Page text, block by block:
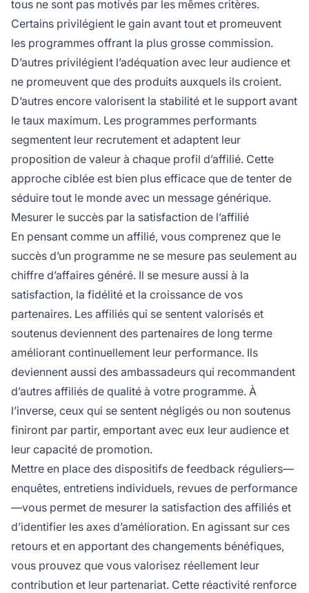
tous ne sont pas motivés par les mêmes critères.
Certains privilégient le gain avant tout et promeuvent
les programmes offrant la plus grosse commission.
D’autres privilégient l’adéquation avec leur audience et
ne promeuvent que des produits auxquels ils croient.
D’autres encore valorisent la stabilité et le support avant
le taux maximum. Les programmes performants
segmentent leur recrutement et adaptent leur
proposition de valeur à chaque profil d’affilié. Cette
approche ciblée est bien plus efficace que de tenter de
séduire tout le monde avec un message générique.
Mesurer le succès par la satisfaction de l’affilié
En pensant comme un affilié, vous comprenez que le
succès d’un programme ne se mesure pas seulement au
chiffre d’affaires généré. Il se mesure aussi à la
satisfaction, la fidélité et la croissance de vos
partenaires. Les affiliés qui se sentent valorisés et
soutenus deviennent des partenaires de long terme
améliorant continuellement leur performance. Ils
deviennent aussi des ambassadeurs qui recommandent
d’autres affiliés de qualité à votre programme. À
l’inverse, ceux qui se sentent négligés ou non soutenus
finiront par partir, emportant avec eux leur audience et
leur capacité de promotion.
Mettre en place des dispositifs de feedback réguliers—
enquêtes, entretiens individuels, revues de performance
—vous permet de mesurer la satisfaction des affiliés et
d’identifier les axes d’amélioration. En agissant sur ces
retours et en apportant des changements bénéfiques,
vous prouvez que vous valorisez réellement leur
contribution et leur partenariat. Cette réactivité renforce